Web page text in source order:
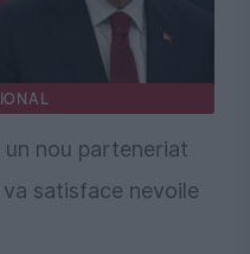
un nou parteneriat
satisface nevoile